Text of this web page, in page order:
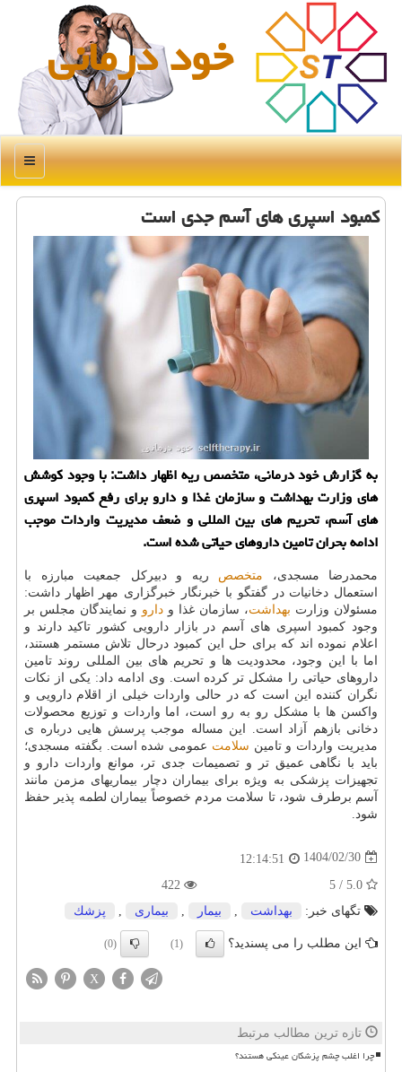
خود درمانی
منو
کمبود اسپری های آسم جدی است
به گزارش خود درمانی، متخصص ریه اظهار داشت: با وجود کوشش
های وزارت بهداشت و سازمان غذا و دارو برای رفع کمبود اسپری
های آسم، تحریم های بین المللی و ضعف مدیریت واردات موجب
ادامه بحران تامین داروهای حیاتی شده است.
محمدرضا مسجدی، متخصص ریه و دبیرکل جمعیت مبارزه با
استعمال دخانیات در گفتگو با خبرنگار خبرگزاری مهر اظهار داشت:
مسئولان وزارت بهداشت، سازمان غذا و دارو و نمایندگان مجلس بر
وجود کمبود اسپری های آسم در بازار دارویی کشور تاکید دارند و
اعلام نموده اند که برای حل این کمبود درحال تلاش مستمر هستند،
اما با این وجود، محدودیت ها و تحریم های بین المللی روند تامین
داروهای حیاتی را مشکل تر کرده است. وی ادامه داد: یکی از نکات
نگران کننده این است که در حالی واردات خیلی از اقلام دارویی و
واکسن ها با مشکل رو به رو است، اما واردات و توزیع محصولات
دخانی بازهم آزاد است. این مساله موجب پرسش هایی درباره ی
مدیریت واردات و تامین سلامت عمومی شده است. بگفته مسجدی؛
باید با نگاهی عمیق تر و تصمیمات جدی تر، موانع واردات دارو و
تجهیزات پزشکی به ویژه برای بیماران دچار بیماریهای مزمن مانند
آسم برطرف شود، تا سلامت مردم خصوصاً بیماران لطمه پذیر حفظ
شود.
1404/02/30
12:14:51
تگهای خبر:
بهداشت بیمار بیماری پزشك
این مطلب را می پسندید؟ (1)
(0)
X
تازه ترین مطالب مرتبط
چرا اغلب چشم پزشکان عینکی هستند؟